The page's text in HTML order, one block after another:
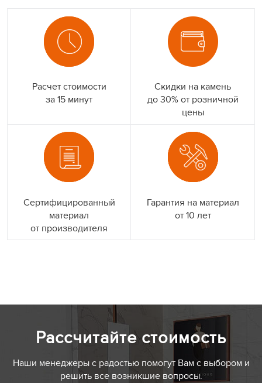
Расчет стоимости
за 15 минут
Скидки на камень
до 30% от розничной
цены
Сертифицированный
материал
от производителя
Гарантия на материал
от 10 лет
Рассчитайте стоимость
Наши менеджеры с радостью помогут Вам с выбором и
решить все возникшие вопросы.